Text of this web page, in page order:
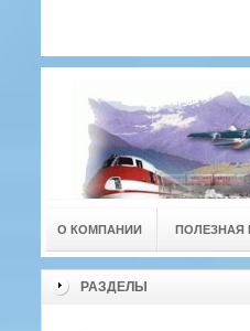
О КОМПАНИИ ПОЛЕЗНАЯ
РАЗДЕЛЫ